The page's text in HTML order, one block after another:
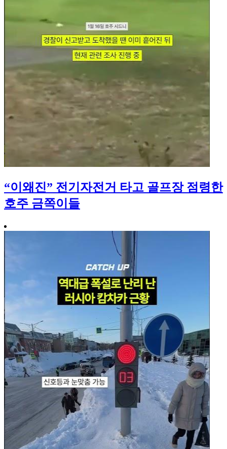
“이왜진” 전기자전거 타고 골프장 점령한
호주 금쪽이들